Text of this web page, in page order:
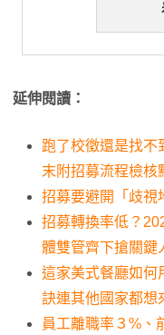
延伸閱讀：
跑了校徵還是找不
末附招募流程檢核
招募要避開「歧視
招募轉換率低？
體雙管齊下搶關鍵
這家美式餐廳如何
訣連其他國家都想
員工離職率３%、